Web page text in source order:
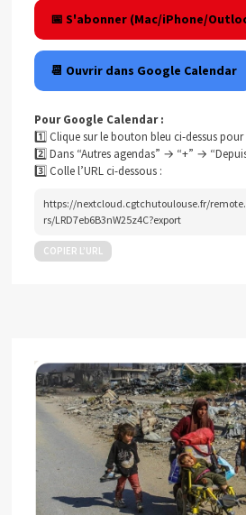
📅 S'abonner (Mac/iPhone/
📆 Ouvrir dans Google Calendar
Pour Google Calendar :
1️⃣ Clique sur le bouton bleu ci-dessus
2️⃣ Dans “Autres agendas” → “+” → “Depuis
3️⃣ Colle l’URL ci-dessous :
https://nextcloud.cgtchutoulouse.fr/
rs/LRD7eb6B3nW25z4C?export
COPIER L’URL